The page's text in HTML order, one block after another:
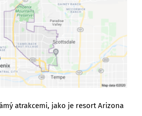
atrakcemi, jako je resort Arizona